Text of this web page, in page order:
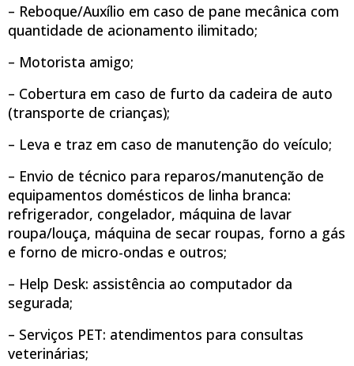
– Reboque/Auxílio em caso de pane mecânica com
quantidade de acionamento ilimitado;
– Motorista amigo;
– Cobertura em caso de furto da cadeira de auto
(transporte de crianças);
– Leva e traz em caso de manutenção do veículo;
– Envio de técnico para reparos/manutenção de
equipamentos domésticos de linha branca:
refrigerador, congelador, máquina de lavar
roupa/louça, máquina de secar roupas, forno a gás
e forno de micro-ondas e outros;
– Help Desk: assistência ao computador da
segurada;
– Serviços PET: atendimentos para consultas
veterinárias;